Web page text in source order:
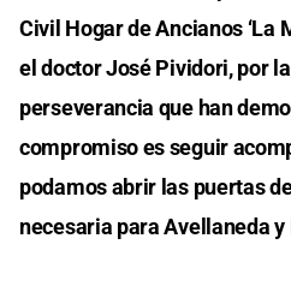
Civil Hogar de Ancianos ‘La
el doctor José Pividori, por
perseverancia que han
compromiso es seguir
podamos abrir las puertas
necesaria para Avellaneda y